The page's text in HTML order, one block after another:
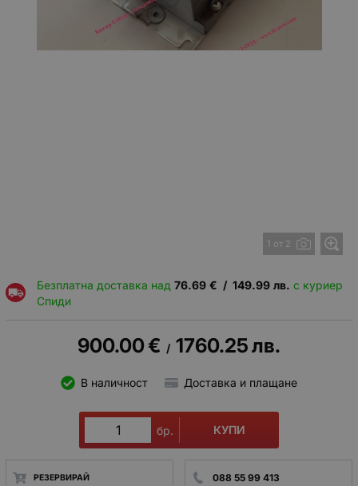
1 от 2
Безплатна доставка над 76.69 € / 149.99 лв. с куриер
Спиди
900.00€ / 1760.25лв.
В наличност Доставка и плащане
бр. КУПИ
РЕЗЕРВИРАЙ 088 55 99 413